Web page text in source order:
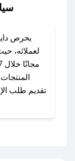
للحصول
يحرص
لعملائه،
تقديم طلب